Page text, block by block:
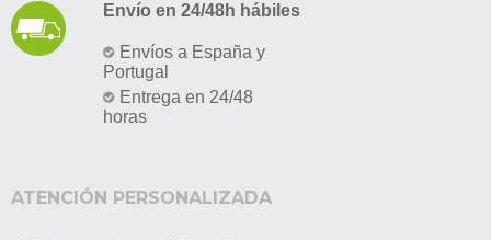
Envío en 24/48h hábiles
Envíos a España y
Portugal
Entrega en 24/48
horas
ATENCIÓN PERSONALIZADA